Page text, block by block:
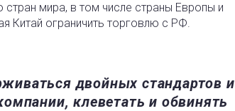
мира, в том числе страны Европы и
Китай ограничить торговлю с РФ.
двойных стандартов и
клеветать и обвинять